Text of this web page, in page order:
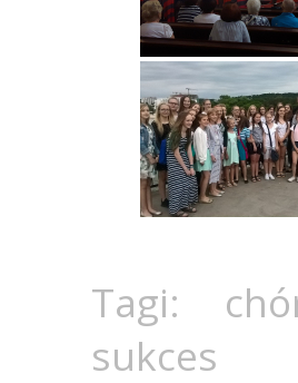
Tagi:
sukces